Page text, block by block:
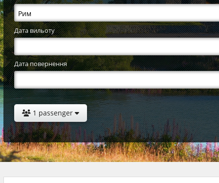
Дата вильоту
Дата повернення
1 passenger